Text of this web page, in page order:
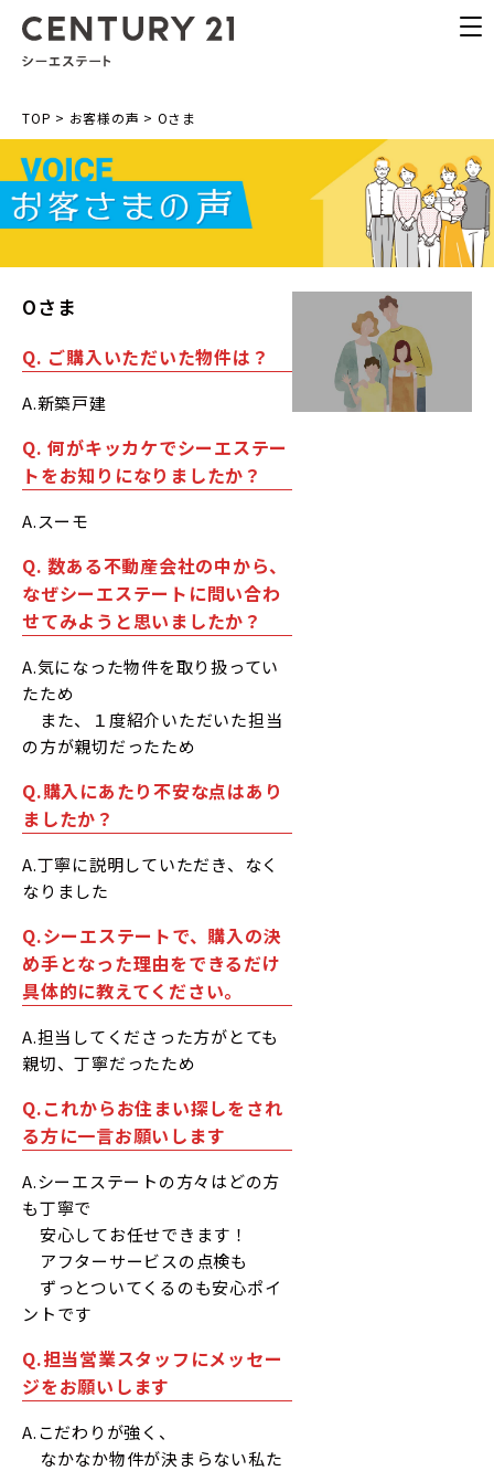
TOP > お客様の声 > Oさま
Oさま
Q. ご購入いただいた物件は？
A.新築戸建
Q. 何がキッカケでシーエステー
トをお知りになりましたか？
A.スーモ
Q. 数ある不動産会社の中から、
なぜシーエステートに問い合わ
せてみようと思いましたか？
A.気になった物件を取り扱ってい
たため
また、１度紹介いただいた担当
の方が親切だったため
Q.購入にあたり不安な点はあり
ましたか？
A.丁寧に説明していただき、なく
なりました
Q.シーエステートで、購入の決
め手となった理由をできるだけ
具体的に教えてください。
A.担当してくださった方がとても
親切、丁寧だったため
Q.これからお住まい探しをされ
る方に一言お願いします
A.シーエステートの方々はどの方
も丁寧で
安心してお任せできます！
アフターサービスの点検も
ずっとついてくるのも安心ポイ
ントです
Q.担当営業スタッフにメッセー
ジをお願いします
A.こだわりが強く、
なかなか物件が決まらない私た